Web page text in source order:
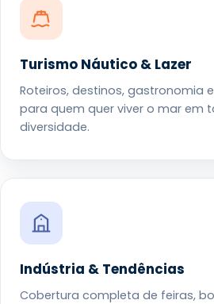
Turismo Náutico & Lazer
Roteiros, destinos, gastronomia
para quem quer viver o mar em
diversidade.
Indústria & Tendências
Cobertura completa de feiras,